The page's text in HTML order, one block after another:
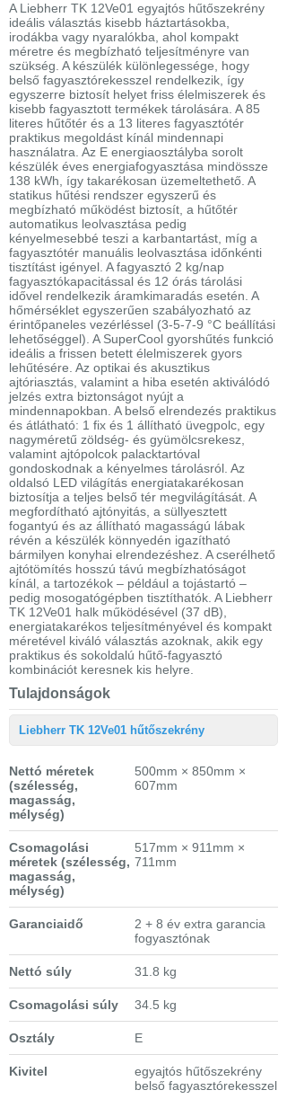
A Liebherr TK 12Ve01 egyajtós hűtőszekrény
ideális választás kisebb háztartásokba,
irodákba vagy nyaralókba, ahol kompakt
méretre és megbízható teljesítményre van
szükség. A készülék különlegessége, hogy
belső fagyasztórekesszel rendelkezik, így
egyszerre biztosít helyet friss élelmiszerek és
kisebb fagyasztott termékek tárolására. A 85
literes hűtőtér és a 13 literes fagyasztótér
praktikus megoldást kínál mindennapi
használatra. Az E energiaosztályba sorolt
készülék éves energiafogyasztása mindössze
138 kWh, így takarékosan üzemeltethető. A
statikus hűtési rendszer egyszerű és
megbízható működést biztosít, a hűtőtér
automatikus leolvasztása pedig
kényelmesebbé teszi a karbantartást, míg a
fagyasztótér manuális leolvasztása időnkénti
tisztítást igényel. A fagyasztó 2 kg/nap
fagyasztókapacitással és 12 órás tárolási
idővel rendelkezik áramkimaradás esetén. A
hőmérséklet egyszerűen szabályozható az
érintőpaneles vezérléssel (3-5-7-9 °C beállítási
lehetőséggel). A SuperCool gyorshűtés funkció
ideális a frissen betett élelmiszerek gyors
lehűtésére. Az optikai és akusztikus
ajtóriasztás, valamint a hiba esetén aktiválódó
jelzés extra biztonságot nyújt a
mindennapokban. A belső elrendezés praktikus
és átlátható: 1 fix és 1 állítható üvegpolc, egy
nagyméretű zöldség- és gyümölcsrekesz,
valamint ajtópolcok palacktartóval
gondoskodnak a kényelmes tárolásról. Az
oldalsó LED világítás energiatakarékosan
biztosítja a teljes belső tér megvilágítását. A
megfordítható ajtónyitás, a süllyesztett
fogantyú és az állítható magasságú lábak
révén a készülék könnyedén igazítható
bármilyen konyhai elrendezéshez. A cserélhető
ajtótömítés hosszú távú megbízhatóságot
kínál, a tartozékok – például a tojástartó –
pedig mosogatógépben tisztíthatók. A Liebherr
TK 12Ve01 halk működésével (37 dB),
energiatakarékos teljesítményével és kompakt
méretével kiváló választás azoknak, akik egy
praktikus és sokoldalú hűtő-fagyasztó
kombinációt keresnek kis helyre.
Tulajdonságok
Liebherr TK 12Ve01 hűtőszekrény
Nettó méretek
(szélesség,
magasság,
mélység)
500mm × 850mm ×
607mm
Csomagolási
méretek (szélesség,
magasság,
mélység)
517mm × 911mm ×
711mm
Garanciaidő
2 + 8 év extra garancia
fogyasztónak
Nettó súly 31.8 kg
Csomagolási súly 34.5 kg
Osztály E
Kivitel
egyajtós hűtőszekrény
belső fagyasztórekesszel